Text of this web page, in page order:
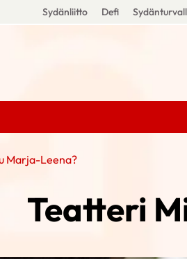
Sydänliitto Defi
Marja-Leena?
Teatteri